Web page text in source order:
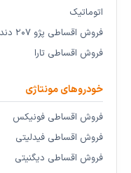
اتوماتیک
فروش اقساطی پژو ۲۰۷ دنده‌ای
فروش اقساطی تارا
خودروهای مونتاژی
فروش اقساطی فونیکس
فروش اقساطی فیدلیتی
فروش اقساطی دیگنیتی